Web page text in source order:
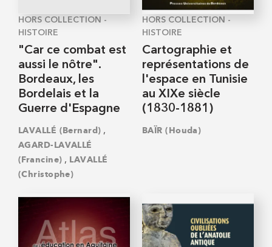
HORS COLLECTION -
HISTOIRE
"Car ce combat est
aussi le nôtre".
Bordeaux, les
Bordelais et la
Guerre d'Espagne
LAVALLÉ (Bernard) ,
AGARD-LAVALLÉ
(Francine) , LAVALLÉ
(Christophe)
HORS COLLECTION -
HISTOIRE
Cartographie et
représentations de
l'espace en Tunisie
au XIXe siècle
(1830-1881)
BAÏR (Houda)